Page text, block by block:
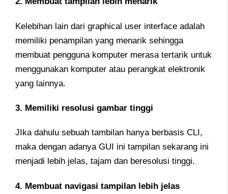
Kelebihan lain dari graphical user interface adalah
memiliki penampilan yang menarik sehingga
membuat pengguna komputer merasa tertarik untuk
menggunakan komputer atau perangkat elektronik
yang lainnya.
3. Memiliki resolusi gambar tinggi
JIka dahulu sebuah tambilan hanya berbasis CLI,
maka dengan adanya GUI ini tampilan sekarang ini
menjadi lebih jelas, tajam dan beresolusi tinggi.
4. Membuat navigasi tampilan lebih jelas